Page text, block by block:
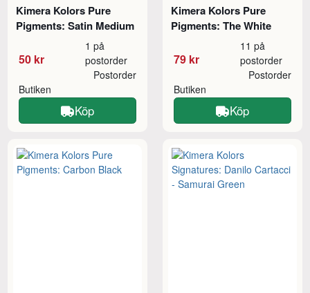
Kimera Kolors Pure
Pigments: Satin Medium
50 kr
1 på
postorder
Butiken
Postorder
Köp
Kimera Kolors Pure
Pigments: The White
79 kr
11 på
postorder
Butiken
Postorder
Köp